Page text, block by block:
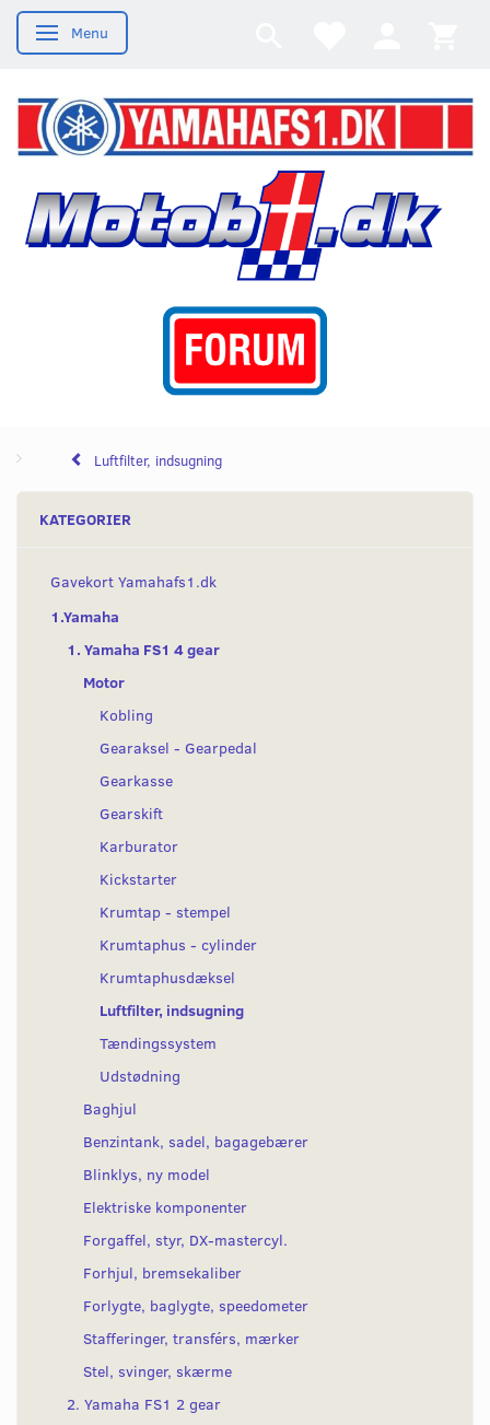
Skifte navigation
Menu
Luftfilter, indsugning
KATEGORIER
Gavekort Yamahafs1.dk
1.Yamaha
1. Yamaha FS1 4 gear
Motor
Kobling
Gearaksel - Gearpedal
Gearkasse
Gearskift
Karburator
Kickstarter
Krumtap - stempel
Krumtaphus - cylinder
Krumtaphusdæksel
Luftfilter, indsugning
Tændingssystem
Udstødning
Baghjul
Benzintank, sadel, bagagebærer
Blinklys, ny model
Elektriske komponenter
Forgaffel, styr, DX-mastercyl.
Forhjul, bremsekaliber
Forlygte, baglygte, speedometer
Stafferinger, transférs, mærker
Stel, svinger, skærme
2. Yamaha FS1 2 gear